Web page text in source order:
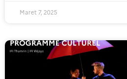
Maret 7, 2025